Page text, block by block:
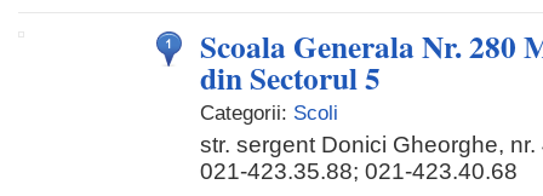
Scoala Generala Nr. 280
din Sectorul 5
Categorii: Scoli
str. sergent Donici Gheorghe, nr.
021-423.35.88; 021-423.40.68